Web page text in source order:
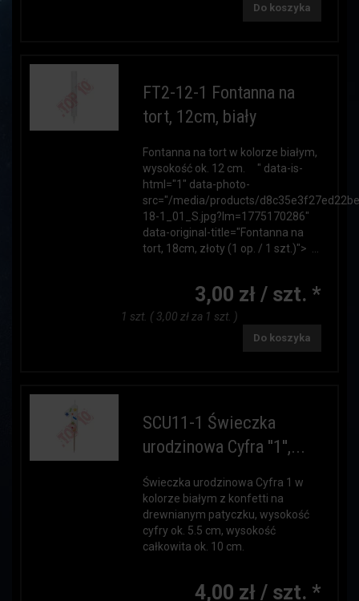
Do koszyka
FT2-12-1 Fontanna na
tort, 12cm, biały
Fontanna na tort w kolorze białym,
wysokość ok. 12 cm. " data-is-
html="1" data-photo-
src="/media/products/
18-1_01_S.jpg?lm=1775170286"
data-original-title="Fontanna na
tort, 18cm, złoty (1 op. / 1 szt.)"> ...
3,00 zł / szt. *
1 szt. ( 3,00 zł za 1 szt. )
Do koszyka
SCU11-1 Świeczka
urodzinowa Cyfra ''1'',...
Świeczka urodzinowa Cyfra 1 w
kolorze białym z konfetti na
drewnianym patyczku, wysokość
cyfry ok. 5.5 cm, wysokość
całkowita ok. 10 cm.
4,00 zł / szt. *